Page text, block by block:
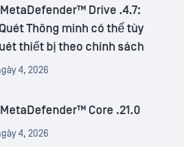
Drive .4.7:
Thông minh có thể tùy
thiết bị theo chính sách
4, 2026
Core .21.0
4, 2026